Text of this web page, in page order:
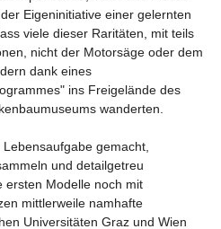
Eigeninitiative einer gelernten
viele dieser Raritäten, mit teils
nicht der Motorsäge oder dem
dank eines
ins Freigelände des
wanderten.
gemacht,
und detailgetreu
ersten Modelle noch mit
mittlerweile namhafte
Universitäten Graz und Wien